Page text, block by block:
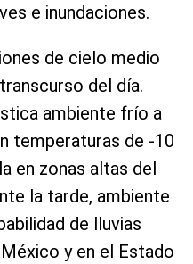
e inundaciones.
de cielo medio
del día.
ambiente frío a
temperaturas de -10
en zonas altas del
la tarde, ambiente
de lluvias
y en el Estado